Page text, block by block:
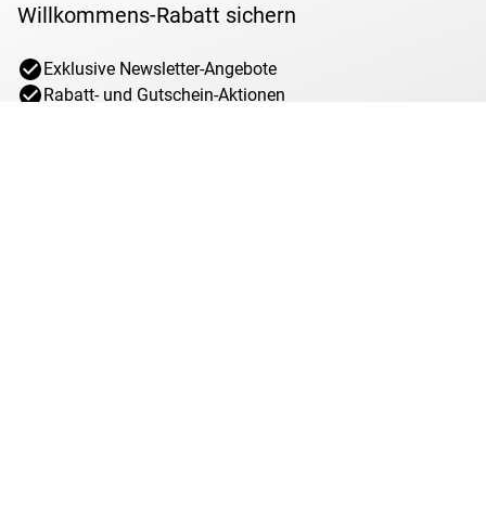
Willkommens-Rabatt sichern
Exklusive Newsletter-Angebote
Rabatt- und Gutschein-Aktionen